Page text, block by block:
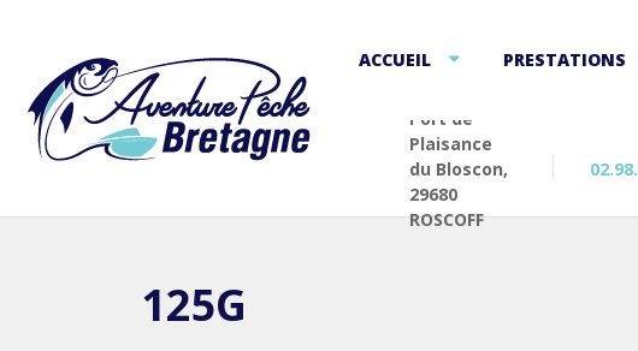
ACCUEIL PRESTATIONS
Port de
Plaisance
du Bloscon,
29680
ROSCOFF
125G